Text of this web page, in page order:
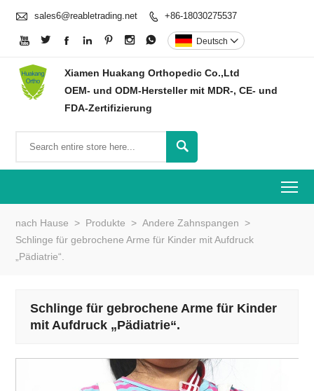
 sales6@reabletrading.net  +86-18030275537
       Deutsch 
Xiamen Huakang Orthopedic Co.,Ltd
OEM- und ODM-Hersteller mit MDR-, CE- und
FDA-Zertifizierung

nach Hause > Produkte > Andere Zahnspangen >
Schlinge für gebrochene Arme für Kinder mit Aufdruck
„Pädiatrie“.
Schlinge für gebrochene Arme für Kinder
mit Aufdruck „Pädiatrie“.